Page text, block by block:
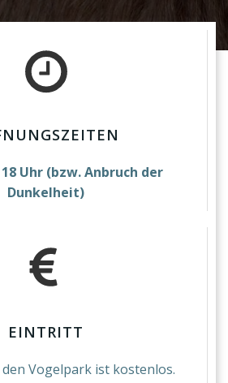
Uhr (bzw. Anbruch der
Dunkelheit)
EINTRITT
Vogelpark ist kostenlos.